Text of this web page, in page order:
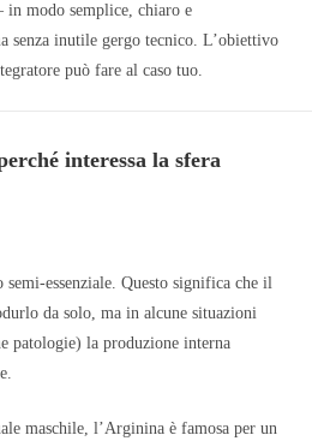
modo semplice, chiaro e
senza inutile gergo tecnico. L’obiettivo
può fare al caso tuo.
interessa la sfera
essenziale. Questo significa che il
da solo, ma in alcune situazioni
patologie) la produzione interna
maschile, l’Arginina è famosa per un